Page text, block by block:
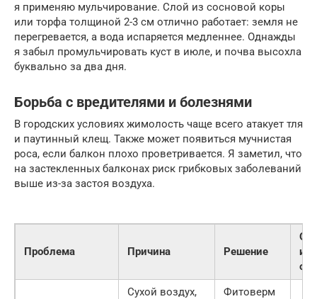
я применяю мульчирование. Слой из сосновой коры
или торфа толщиной 2-3 см отлично работает: земля не
перегревается, а вода испаряется медленнее. Однажды
я забыл промульчировать куст в июле, и почва высохла
буквально за два дня.
Борьба с вредителями и болезнями
В городских условиях жимолость чаще всего атакует тля
и паутинный клещ. Также может появиться мучнистая
роса, если балкон плохо проветривается. Я заметил, что
на застекленных балконах риск грибковых заболеваний
выше из-за застоя воздуха.
Проблема Причина Решение
и
Сухой воздух,
Фитоверм